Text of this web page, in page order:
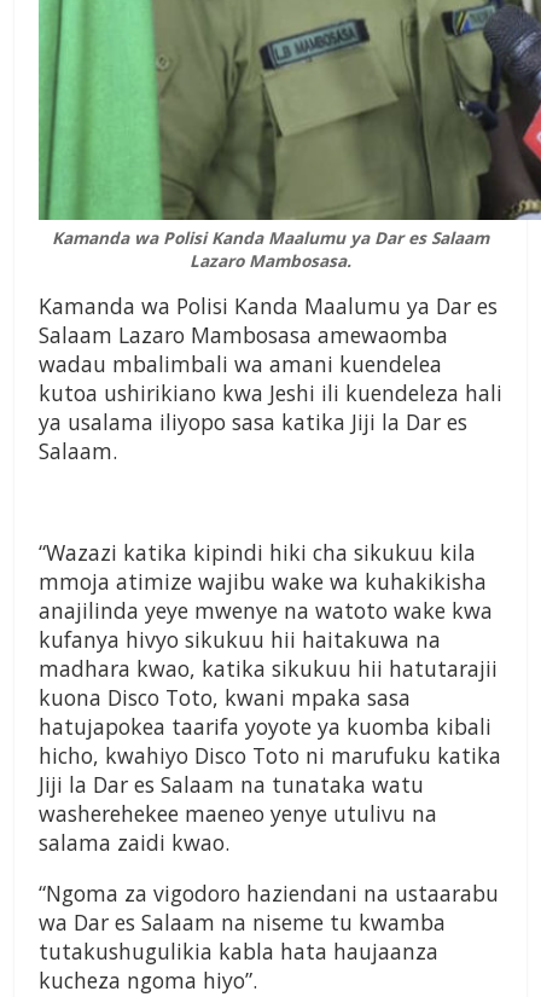
Kamanda wa Polisi Kanda Maalumu ya Dar es Salaam
Lazaro Mambosasa.
Kamanda wa Polisi Kanda Maalumu ya Dar es
Salaam Lazaro Mambosasa amewaomba
wadau mbalimbali wa amani kuendelea
kutoa ushirikiano kwa Jeshi ili kuendeleza hali
ya usalama iliyopo sasa katika Jiji la Dar es
Salaam.
“Wazazi katika kipindi hiki cha sikukuu kila
mmoja atimize wajibu wake wa kuhakikisha
anajilinda yeye mwenye na watoto wake kwa
kufanya hivyo sikukuu hii haitakuwa na
madhara kwao, katika sikukuu hii hatutarajii
kuona Disco Toto, kwani mpaka sasa
hatujapokea taarifa yoyote ya kuomba kibali
hicho, kwahiyo Disco Toto ni marufuku katika
Jiji la Dar es Salaam na tunataka watu
washerehekee maeneo yenye utulivu na
salama zaidi kwao.
“Ngoma za vigodoro haziendani na ustaarabu
wa Dar es Salaam na niseme tu kwamba
tutakushugulikia kabla hata haujaanza
kucheza ngoma hiyo”.